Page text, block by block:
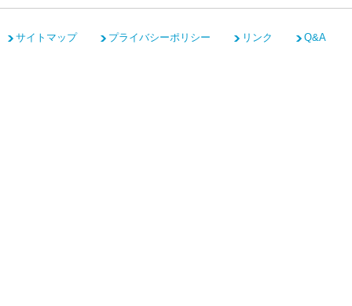
サイトマップ プライバシーポリシー リンク Q&A